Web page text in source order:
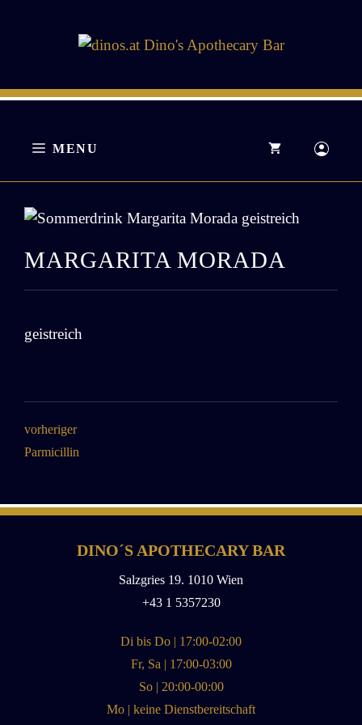
MENU
MARGARITA MORADA
geistreich
vorheriger
Parmicillin
DINO´S APOTHECARY BAR
Salzgries 19. 1010 Wien
+43 1 5357230
Di bis Do | 17:00-02:00
Fr, Sa | 17:00-03:00
So | 20:00-00:00
Mo | keine Dienstbereitschaft